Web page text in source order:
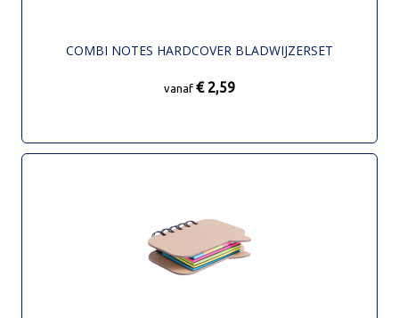
COMBI NOTES HARDCOVER BLADWIJZERSET
vanaf € 2,59